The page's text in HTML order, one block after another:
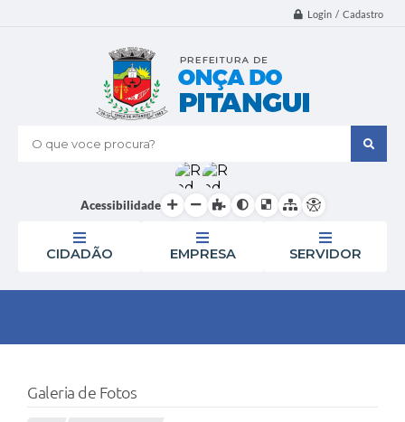
Login / Cadastro
O que voce procura?
Acessibilidade
CIDADÃO EMPRESA SERVIDOR
Galeria de Fotos